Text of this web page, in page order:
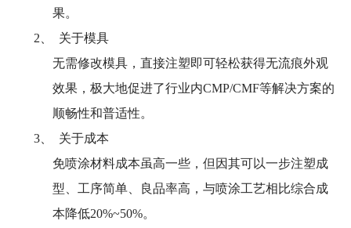
果。
2、 关于模具
无需修改模具，直接注塑即可轻松获得无流痕外观
效果，极大地促进了行业内CMP/CMF等解决方案的
顺畅性和普适性。
3、 关于成本
免喷涂材料成本虽高一些，但因其可以一步注塑成
型、工序简单、良品率高，与喷涂工艺相比综合成
本降低20%~50%。